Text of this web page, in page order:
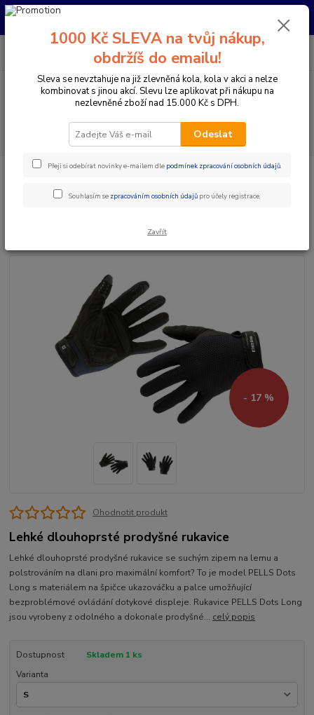
Pro nachystání kola / doplňků na prodejně si prosím zavolejte dopředu.
Menu
CZK
PO-PÁ 10:00-17:00 | SO: 9:00-12:00
Doplňky a helmy Rukavice Dlouhoprsté
Rukavice PELLS
- 17 %
Ohodnotit produkt
Lehké dlouhoprsté prodyšné rukavice
Lehké dlouhoprsté prodyšné rukavice se suchým zipem na lemu a
polstrováním na dlani pro maximální komfort? To je model PELLS Dots
Long s materiálem na špičce ukazováčku a palce umožňující
bezproblémové ovládání dotykové displeje. Rukavice PELLS Dots Long
jsou vyrobeny z odolného a dokonale prodyšné... celý popis
Dostupnost
Skladem 1 ks
Varianta
1000 Kč SLEVA na tvůj nákup,
obdržíš do emailu!
Sleva se nevztahuje na již zlevněná kola, kola v akci a nelze
kombinovat s jinou akcí. Slevu lze aplikovat při nákupu na
nezlevněné zboží nad 15.000 Kč s DPH.
Odeslat
Přeji si odebírat novinky e-mailem dle podmínek zpracování osobních údajů.
Souhlasím se zpracováním osobních údajů pro účely registrace.
Zavřít